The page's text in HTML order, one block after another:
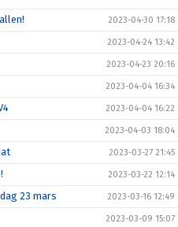
2023-04-30 17:18
2023-04-24 13:42
2023-04-23 20:16
2023-04-04 16:34
2023-04-04 16:22
2023-04-03 18:04
2023-03-27 21:45
2023-03-22 12:14
23 mars 2023-03-16 12:49
2023-03-09 15:07